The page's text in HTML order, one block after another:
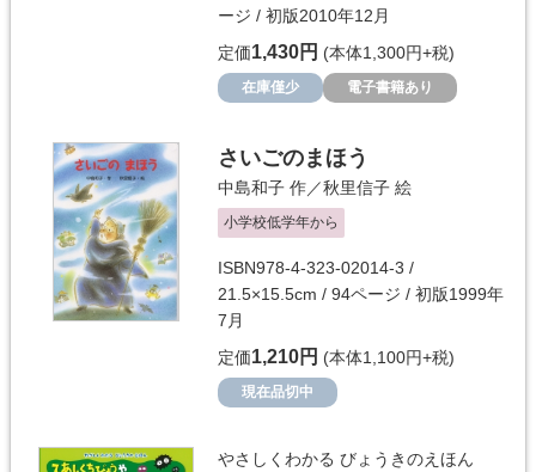
ージ / 初版2010年12月
定価1,430円 (本体1,300円+税)
在庫僅少 電子書籍あり
さいごのまほう
中島和子 作／秋里信子 絵
小学校低学年から
ISBN978-4-323-02014-3 /
21.5×15.5cm / 94ページ / 初版1999年
7月
定価1,210円 (本体1,100円+税)
現在品切中
やさしくわかる びょうきのえほん